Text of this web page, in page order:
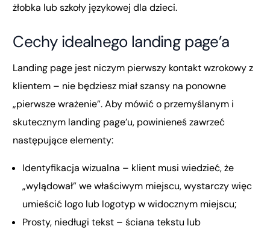
żłobka lub szkoły językowej dla dzieci.
Cechy idealnego landing page’a
Landing page jest niczym pierwszy kontakt wzrokowy z
klientem – nie będziesz miał szansy na ponowne
„pierwsze wrażenie”. Aby mówić o przemyślanym i
skutecznym landing page’u, powinieneś zawrzeć
następujące elementy:
Identyfikacja wizualna – klient musi wiedzieć, że
„wylądował” we właściwym miejscu, wystarczy więc
umieścić logo lub logotyp w widocznym miejscu;
Prosty, niedługi tekst – ściana tekstu lub